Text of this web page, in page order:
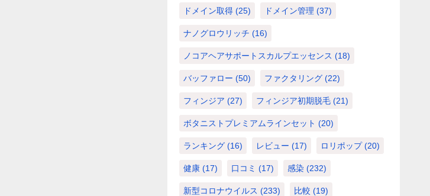
ドメイン取得 (25) ドメイン管理 (37)
ナノグロウリッチ (16)
ノコアヘアサポートスカルプエッセンス (18)
バッファロー (50) ファクタリング (22)
フィンジア (27) フィンジア初期脱毛 (21)
ボタニストプレミアムラインセット (20)
ランキング (16) レビュー (17) ロリポップ(20)
健康 (17) 口コミ (17) 感染 (232)
新型コロナウイルス (233) 比較 (19)